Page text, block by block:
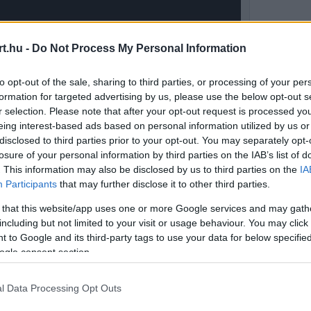
- Do Not Process My Personal Information
opt-out of the sale, sharing to third parties, or processing of your
for targeted advertising by us, please use the below opt-out
selection. Please note that after your opt-out request is processed
interest-based ads based on personal information utilized by us
to third parties prior to your opt-out. You may separately
of your personal information by third parties on the IAB’s list of
This information may also be disclosed by us to third parties on the
Participants that may further disclose it to other third parties.
that this website/app uses one or more Google services and may
but not limited to your visit or usage behaviour. You may
to Google and its third-party tags to use your data for below
consent section.
Data Processing Opt Outs
Kínai Nagydíjon megszerezte első ferraris
került Leclerchez tempóban is. A
így minden apró előrelépés azonnal